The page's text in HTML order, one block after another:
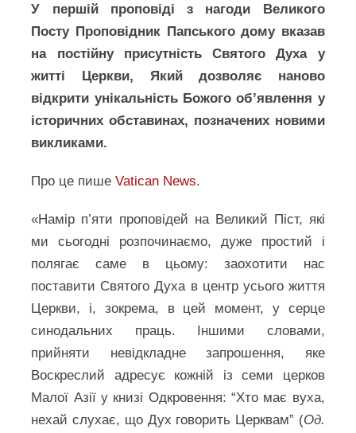
У першій проповіді з нагоди Великого
Посту Проповідник Папського дому вказав
на постійну присутність Святого Духа у
житті Церкви, Який дозволяє наново
відкрити унікальність Божого об’явлення у
історичних обставинах, позначених новими
викликами.
Про це пишеVatican News.
«Намір п’яти проповідей на Великий Піст, які
ми сьогодні розпочинаємо, дуже простий і
полягає саме в цьому: заохотити нас
поставити Святого Духа в центр усього життя
Церкви, і, зокрема, в цей момент, у серце
синодальних праць. Іншими словами,
прийняти невідкладне запрошення, яке
Воскреслий адресує кожній із семи церков
Малої Азії у книзі Одкровення: “Хто має вуха,
нехай слухає, що Дух говорить Церквам” (Од.